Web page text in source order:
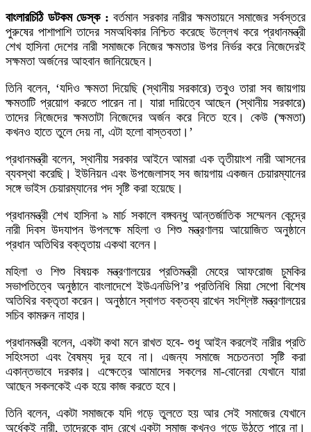
বাংলারচিঠি ডটকম ডেস্ক : বর্তমান সরকার নারীর ক্ষমতায়নে সমাজের সর্বস্তরে
পুরুষের পাশাপাশি তাদের সমঅধিকার নিশ্চিত করেছে উল্লেখ করে প্রধানমন্ত্রী
শেখ হাসিনা দেশের নারী সমাজকে নিজের ক্ষমতার উপর নির্ভর করে নিজেদেরই
সক্ষমতা অর্জনের আহবান জানিয়েছেন।
তিনি বলেন, ‘যদিও ক্ষমতা দিয়েছি (স্থানীয় সরকারে) তবুও তারা সব জায়গায়
ক্ষমতাটি প্রয়োগ করতে পারেন না। যারা দায়িত্বে আছেন (স্থানীয় সরকারে)
তাদের নিজেদের ক্ষমতাটা নিজেদের অর্জন করে নিতে হবে। কেউ (ক্ষমতা)
কখনও হাতে তুলে দেয় না, এটা হলো বাস্তবতা।’
প্রধানমন্ত্রী বলেন, স্থানীয় সরকার আইনে আমরা এক তৃতীয়াংশ নারী আসনের
ব্যবস্থা করেছি। ইউনিয়ন এবং উপজেলাসহ সব জায়গায় একজন চেয়ারম্যানের
সঙ্গে ভাইস চেয়ারম্যানের পদ সৃষ্টি করা হয়েছে।
প্রধানমন্ত্রী শেখ হাসিনা ৯ মার্চ সকালে বঙ্গবন্ধু আন্তর্জাতিক সম্মেলন কেন্দ্রে
নারী দিবস উদযাপন উপলক্ষে মহিলা ও শিশু মন্ত্রণালয় আয়োজিত অনুষ্ঠানে
প্রধান অতিথির বক্তৃতায় একথা বলেন।
মহিলা ও শিশু বিষয়ক মন্ত্রণালয়ের প্রতিমন্ত্রী মেহের আফরোজ চুমকির
সভাপতিত্বে অনুষ্ঠানে বাংলাদেশে ইউএনডিপি’র প্রতিনিধি মিয়া সেপো বিশেষ
অতিথির বক্তৃতা করেন। অনুষ্ঠানে স্বাগত বক্তব্য রাখেন সংশ্লিষ্ট মন্ত্রণালয়ের
সচিব কামরুন নাহার।
প্রধানমন্ত্রী বলেন, একটা কথা মনে রাখত হবে- শুধু আইন করলেই নারীর প্রতি
সহিংসতা এবং বৈষম্য দূর হবে না। এজন্য সমাজে সচেতনতা সৃষ্টি করা
একান্তভাবে দরকার। এক্ষেত্রে আমাদের সকলের মা-বোনেরা যেখানে যারা
আছেন সকলকেই এক হয়ে কাজ করতে হবে।
তিনি বলেন, একটা সমাজকে যদি গড়ে তুলতে হয় আর সেই সমাজের যেখানে
অর্ধেকই নারী, তাদেরকে বাদ রেখে একটা সমাজ কখনও গড়ে উঠতে পারে না।